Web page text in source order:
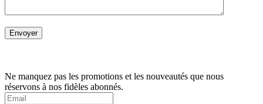
Ne manquez pas les promotions et les nouveautés que nous
réservons à nos fidèles abonnés.